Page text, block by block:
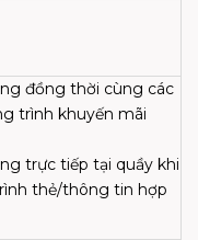
đồng thời cùng các
trình khuyến mãi
trực tiếp tại quầy khi
thẻ/thông tin hợp